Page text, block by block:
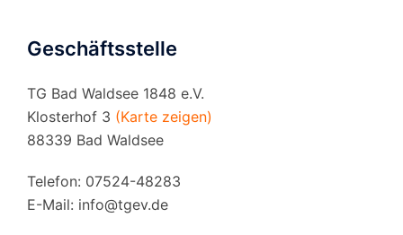
Geschäftsstelle
TG Bad Waldsee 1848 e.V.
Klosterhof 3 (Karte zeigen)
88339 Bad Waldsee
Telefon: 07524-48283
E-Mail: info@tgev.de